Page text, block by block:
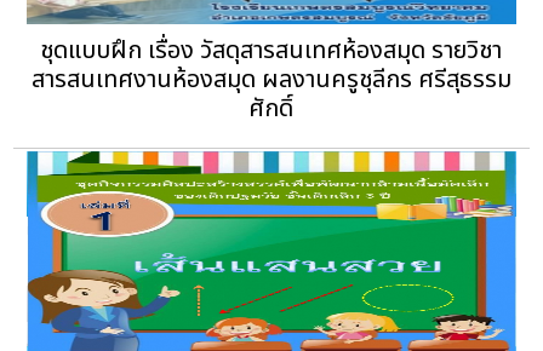
ชุดแบบฝึก เรื่อง วัสดุสารสนเทศห้องสมุด รายวิชา
สารสนเทศงานห้องสมุด ผลงานครูชุลีกร ศรีสุธรรม
ศักดิ์